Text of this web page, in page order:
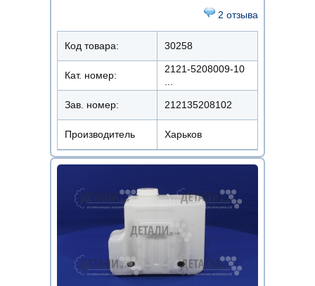
2 отзыва
Код товара: 30258
Кат. номер:
2121-5208009-10
Зав. номер: 212135208102
Производитель Харьков